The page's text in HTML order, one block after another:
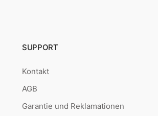
SUPPORT
Kontakt
AGB
Garantie und Reklamationen